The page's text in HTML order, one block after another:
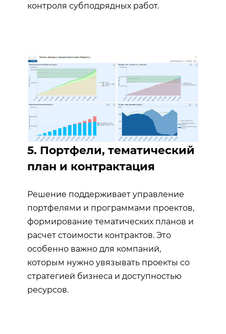
контроля субподрядных работ.
5. Портфели, тематический
план и контрактация
Решение поддерживает управление
портфелями и программами проектов,
формирование тематических планов и
расчет стоимости контрактов. Это
особенно важно для компаний,
которым нужно увязывать проекты со
стратегией бизнеса и доступностью
ресурсов.